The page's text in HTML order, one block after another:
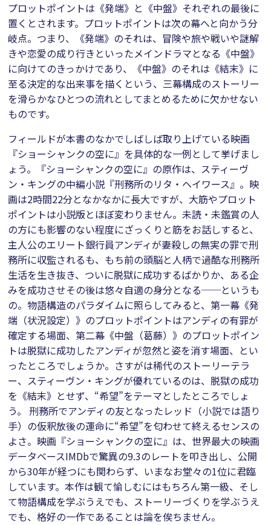
プロットポイントは《発端》と《中盤》それぞれの最後に
置くとされます。プロットポイントは次の幕へと向かう分
岐点。つまり、《発端》のそれは、冒険や旅や戦いや謎解
きや恋愛の成り行きといったメインドラマとなる《中盤》
に向けてのきっかけであり、《中盤》のそれは《結末》に
至る決定的な出来事を描くという、三幕構成のストーリー
を滑らかなひとつの流れとしてまとめるために欠かせない
ものです。
フィールドが本書のなかでしばしば取り上げている映画
『ショーシャンクの空に』を具体的な一例として挙げまし
ょう。『ショーシャンクの空に』の原作は、スティーヴ
ン・キングの中編小説『刑務所のリタ・ヘイワース』。映
画は2時間22分となかなかに長大ですが、大筋やプロット
ポイントは小説版とほぼ変わりません。未読・未鑑賞の人
の方にも影響のない程度にざっくりと筋をお話しすると、
主人公のエリート銀行員アンディが妻殺しの無実の罪で刑
務所に収監されるも、もち前の頭脳と人柄で過酷な刑務所
生活を生き抜き、ついに脱獄に成功するばかりか、ある企
みを成功させその後は悠々自適の身分となる──というも
の。物語構造のパラダイムに照らしてみると、第一幕《発
端（状況設定）》のプロットポイントはアンディの有罪が
確定する場面、第二幕《中盤（葛藤）》のプロットポイン
トは脱獄に成功したアンディが忽然と姿を消す場面、とい
ったところでしょうか。さすがは稀代のストーリーテラ
ー、スティーヴン・キングが優れているのは、脱獄の成功
を《結末》とせず、“希望”をテーマとしたところでしょ
う。 刑務所でアンディの友となったレッド（小説では語り
手）の仮釈放後の運命に“希望”を匂わせて終えるセンスの
よさ。映画『ショーシャンクの空に』は、世界最大の映画
データベースIMDbで驚異の9.3のレートを叩き出し、公開
から30年が経つにも関わらず、いまなお堂々の1位に君臨
しています。本作は観て愉しむにはもちろん第一級、そし
て物語構成を学ぶうえでも、ストーリーづくりを学ぶうえ
でも、格好の一作であることは論を俟ちません。